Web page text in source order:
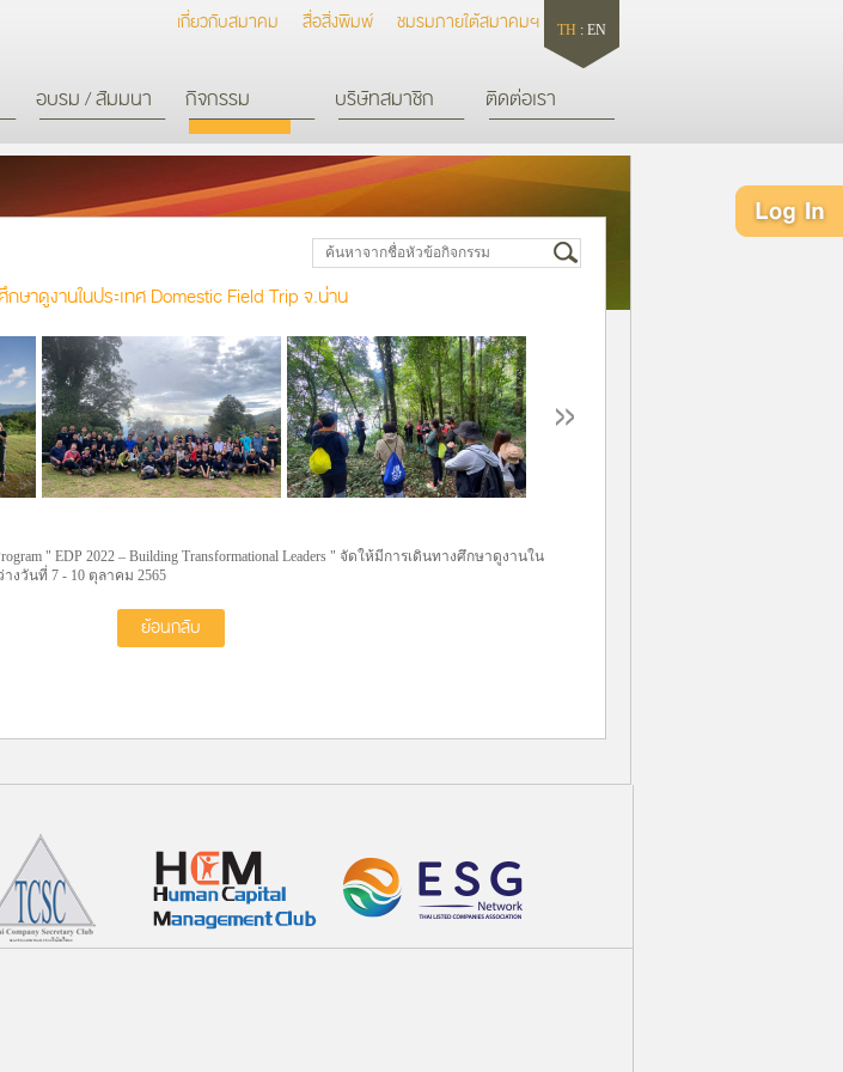
อบรม / สัมมนา กิจกรรม บริษัทสมาชิก ติดต่อเรา
เกี่ยวกับสมาคม สื่อสิ่งพิมพ์ ชมรมภายใต้สมาคมฯ TH : EN
ษาดูงานในประเทศ Domestic Field Trip จ.น่าน
" EDP 2022 – Building Transformational Leaders " จัดให้มีการเดินทางศึกษาดูงานใน
างวันที่ 7 - 10 ตุลาคม 2565
ย้อนกลับ